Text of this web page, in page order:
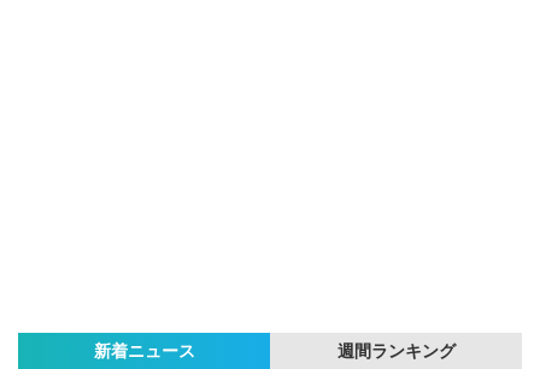
新着ニュース 週間ランキング